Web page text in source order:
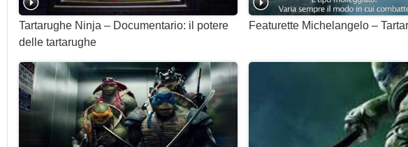
Tartarughe Ninja – Documentario: il potere
delle tartarughe
Featurette Michelangelo –